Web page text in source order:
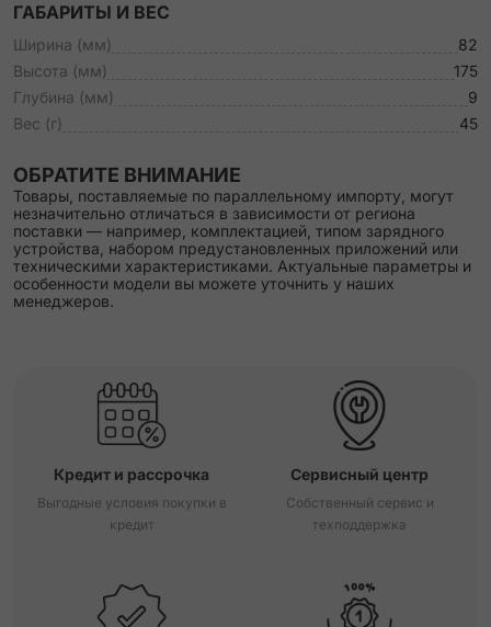
ГАБАРИТЫ И ВЕС
Ширина (мм)
82
Высота (мм)
175
Глубина (мм)
9
Вес (г)
45
ОБРАТИТЕ ВНИМАНИЕ
Товары, поставляемые по параллельному импорту, могут
незначительно отличаться в зависимости от региона
поставки — например, комплектацией, типом зарядного
устройства, набором предустановленных приложений или
техническими характеристиками. Актуальные параметры и
особенности модели вы можете уточнить у наших
менеджеров.
Кредит и рассрочка
Выгодные условия покупки в
кредит
Сервисный центр
Собственный сервис и
техподдержка